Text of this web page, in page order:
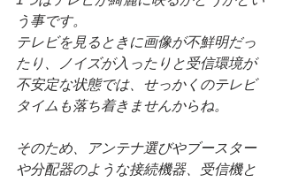
う事です。
テレビを見るときに画像が不鮮明だっ
たり、ノイズが入ったりと受信環境が
不安定な状態では、せっかくのテレビ
タイムも落ち着きませんからね。
そのため、アンテナ選びやブースター
や分配器のような接続機器、受信機と